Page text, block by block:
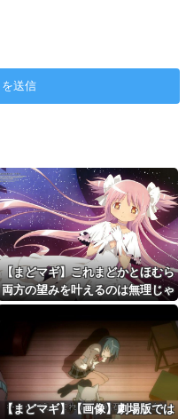
【まどマギ】これまどかとほむら
両方の望みを叶えるのは無理じゃ
ない？
【まどマギ】【画像】劇場版では